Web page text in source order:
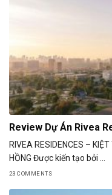
Review Dự Án Rivea
RIVEA RESIDENCES –
HỒNG Được kiến tạo bởi ...
23 COMMENTS